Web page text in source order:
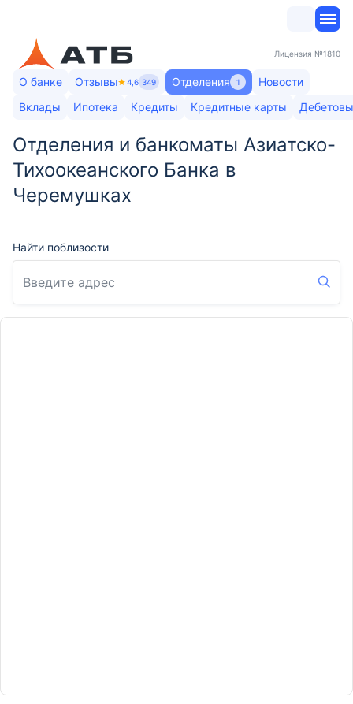
Лицензия №1810
О банке Отзывы 4,6 349 Отделения 1
Новости
Вклады
Ипотека Кредиты Кредитные карты
Отделения и банкоматы Азиатско-
Тихоокеанского Банка в
Черемушках
Найти поблизости